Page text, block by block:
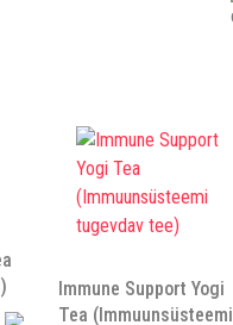
Immune Support Yogi
Tea (Immuunsüsteemi